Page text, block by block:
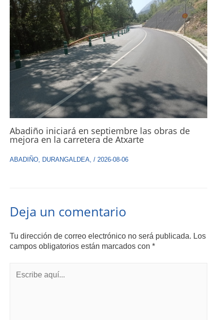
Abadiño iniciará en septiembre las obras de
mejora en la carretera de Atxarte
ABADIÑO, DURANGALDEA, / 2026-08-06
Deja un comentario
Tu dirección de correo electrónico no será publicada. Los
campos obligatorios están marcados con *